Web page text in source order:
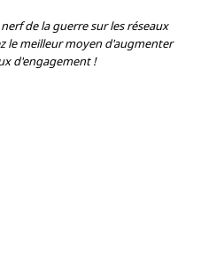
de la guerre sur les réseaux
le meilleur moyen d'augmenter
d'engagement !